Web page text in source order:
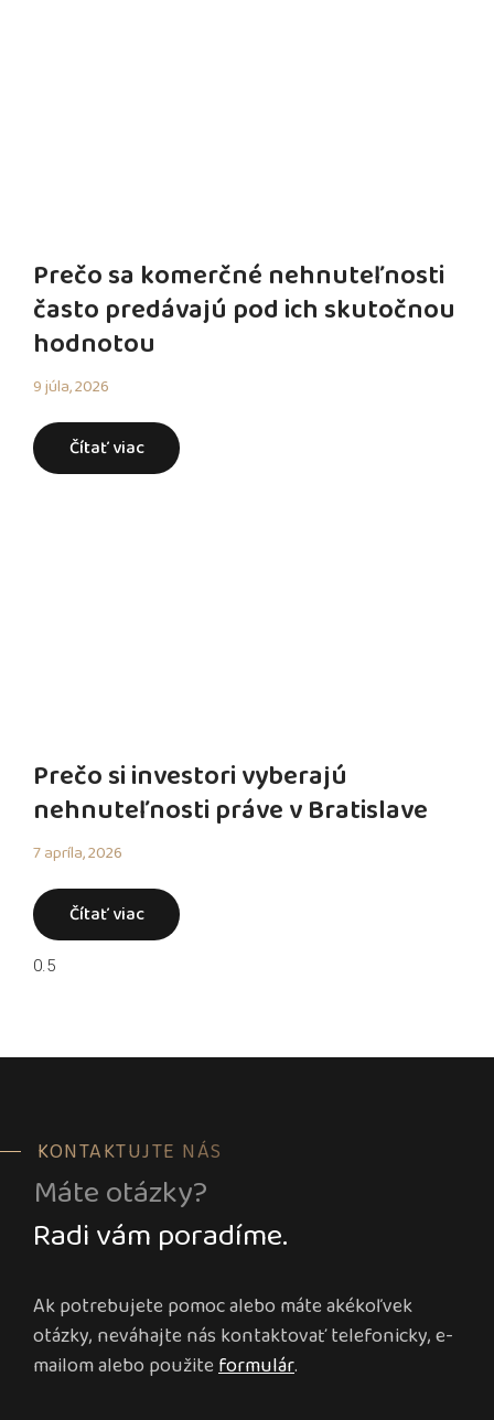
Prečo sa komerčné nehnuteľnosti
často predávajú pod ich skutočnou
hodnotou
9 júla, 2026
Čítať viac
Prečo si investori vyberajú
nehnuteľnosti práve v Bratislave
7 apríla, 2026
Čítať viac
KONTAKTUJTE NÁS
Máte otázky?
Radi vám poradíme.
Ak potrebujete pomoc alebo máte akékoľvek
otázky, neváhajte nás kontaktovať telefonicky, e-
mailom alebo použiteformulár.